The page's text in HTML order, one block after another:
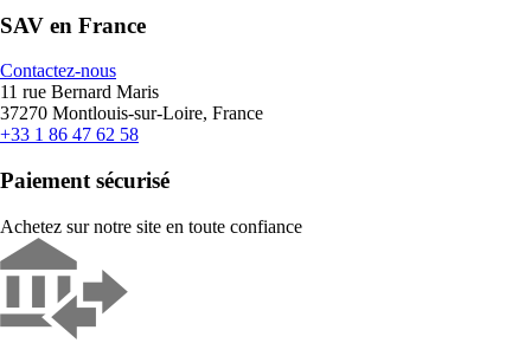
SAV en France
Contactez-nous
11 rue Bernard Maris
37270 Montlouis-sur-Loire, France
+33 1 86 47 62 58
Paiement sécurisé
Achetez sur notre site en toute confiance